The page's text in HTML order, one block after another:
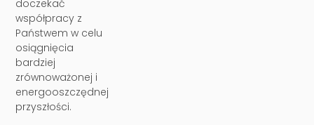
doczekać
współpracy z
Państwem w celu
osiągnięcia
bardziej
zrównoważonej i
energooszczędnej
przyszłości.